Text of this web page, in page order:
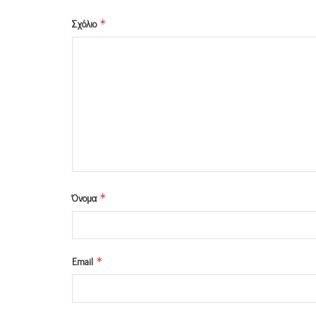
Σχόλιο *
Όνομα *
Email *